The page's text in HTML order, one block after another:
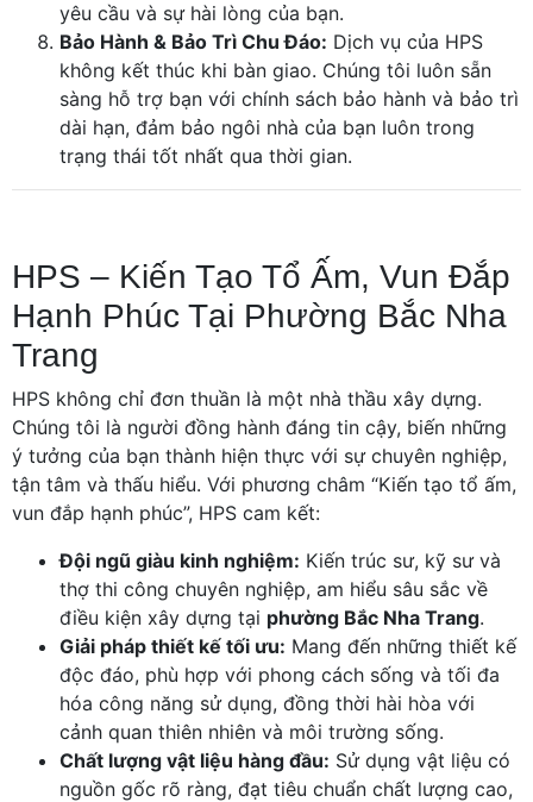
yêu cầu và sự hài lòng của bạn.
Bảo Hành & Bảo Trì Chu Đáo: Dịch vụ của HPS
không kết thúc khi bàn giao. Chúng tôi luôn sẵn
sàng hỗ trợ bạn với chính sách bảo hành và bảo trì
dài hạn, đảm bảo ngôi nhà của bạn luôn trong
trạng thái tốt nhất qua thời gian.
HPS – Kiến Tạo Tổ Ấm, Vun Đắp
Hạnh Phúc Tại Phường Bắc Nha
Trang
HPS không chỉ đơn thuần là một nhà thầu xây dựng.
Chúng tôi là người đồng hành đáng tin cậy, biến những
ý tưởng của bạn thành hiện thực với sự chuyên nghiệp,
tận tâm và thấu hiểu. Với phương châm “Kiến tạo tổ ấm,
vun đắp hạnh phúc”, HPS cam kết:
Đội ngũ giàu kinh nghiệm: Kiến trúc sư, kỹ sư và
thợ thi công chuyên nghiệp, am hiểu sâu sắc về
điều kiện xây dựng tại phường Bắc Nha Trang.
Giải pháp thiết kế tối ưu: Mang đến những thiết kế
độc đáo, phù hợp với phong cách sống và tối đa
hóa công năng sử dụng, đồng thời hài hòa với
cảnh quan thiên nhiên và môi trường sống.
Chất lượng vật liệu hàng đầu: Sử dụng vật liệu có
nguồn gốc rõ ràng, đạt tiêu chuẩn chất lượng cao,